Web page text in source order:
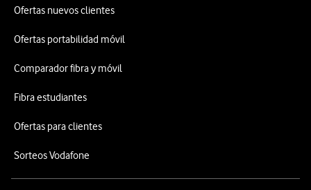
Ofertas nuevos clientes
Ofertas portabilidad móvil
Comparador fibra y móvil
Fibra estudiantes
Ofertas para clientes
Sorteos Vodafone